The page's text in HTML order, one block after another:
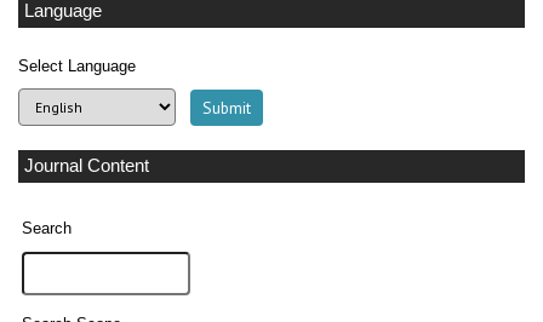
Language
Select Language
Journal Content
Search